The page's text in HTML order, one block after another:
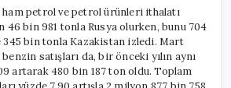
petrol ve petrol ürünleri ithalatı
46 bin 981 tonla Rusya olurken, bunu 704
345 bin tonla Kazakistan izledi. Mart
satışları da, bir önceki yılın aynı
artarak 480 bin 187 ton oldu. Toplam